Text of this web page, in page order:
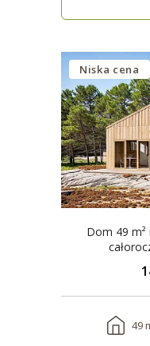
Niska cena
Dom 49 m²
49